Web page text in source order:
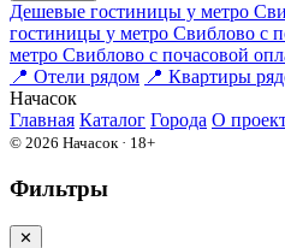
Дешевые гостиницы у метро
гостиницы у метро Свиблово c
метро Свиблово c почасовой
📍 Отели рядом 📍 Квартиры
Начасок
Главная Каталог Города О
© 2026 Начасок · 18+
Фильтры
✕